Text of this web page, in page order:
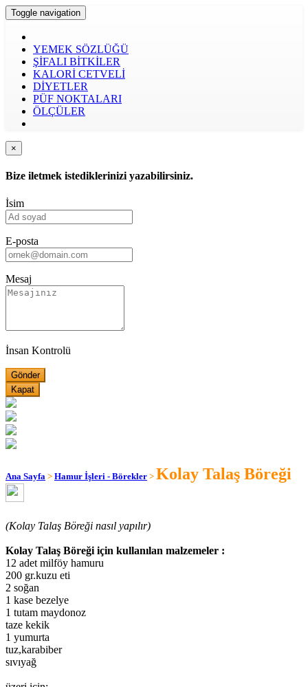
Toggle navigation
YEMEK SÖZLÜĞÜ
ŞİFALI BİTKİLER
KALORİ CETVELİ
DİYETLER
PÜF NOKTALARI
ÖLÇÜLER
×
Bize iletmek istediklerinizi yazabilirsiniz.
İsim
E-posta
Mesaj
İnsan Kontrolü
Kapat
Ana Sayfa > Hamur İşleri - Börekler > Kolay Talaş Böreği
(Kolay Talaş Böreği nasıl yapılır)
Kolay Talaş Böreği için kullanılan malzemeler :
12 adet milföy hamuru
200 gr.kuzu eti
2 soğan
1 kase bezelye
1 tutam maydonoz
taze kekik
1 yumurta
tuz,karabiber
sıvıyağ